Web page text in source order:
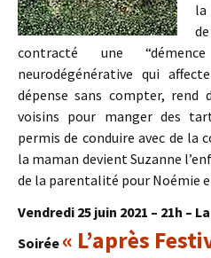
la
contracté une
neurodégénérative qui
dépense sans compter, rend
voisins pour manger des
permis de conduire avec de la
la maman devient Suzanne
de la parentalité pour Noémie
Vendredi 25 juin 2021 – 21h –
Soirée « L’après